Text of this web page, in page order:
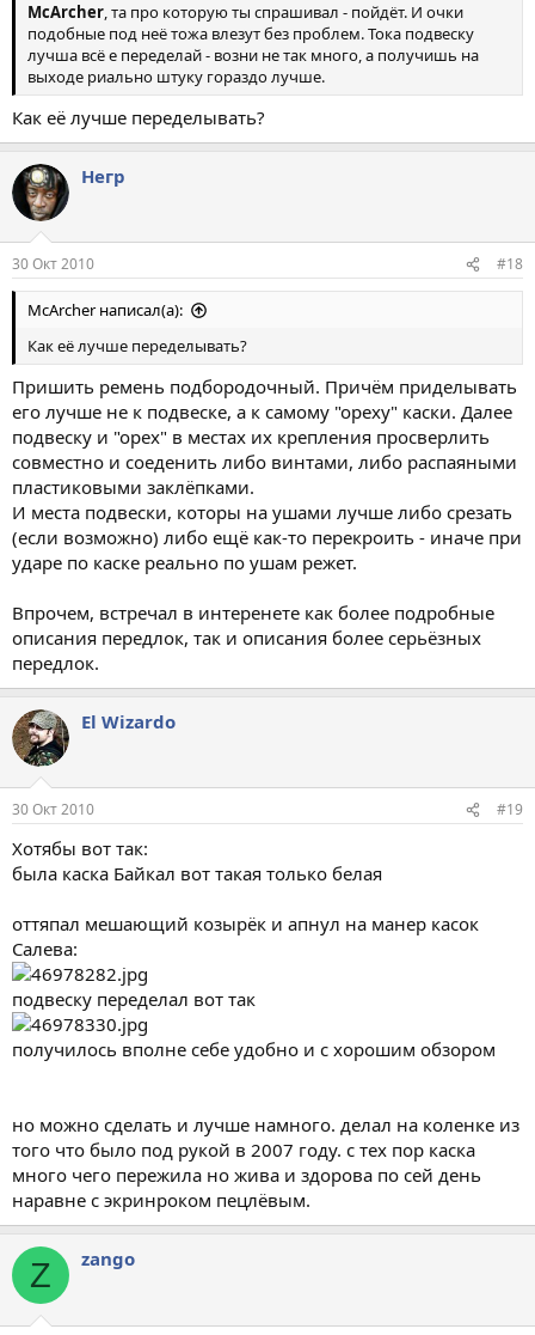
McArcher, та про которую ты спрашивал - пойдёт. И очки
подобные под неё тожа влезут без проблем. Тока подвеску
лучша всё е переделай - возни не так много, а получишь на
выходе риально штуку гораздо лучше.
Как её лучше переделывать?
Негр
30 Окт 2010 #18
McArcher написал(а):
Как её лучше переделывать?
Пришить ремень подбородочный. Причём приделывать
его лучше не к подвеске, а к самому "ореху" каски. Далее
подвеску и "орех" в местах их крепления просверлить
совместно и соеденить либо винтами, либо распаяными
пластиковыми заклёпками.
И места подвески, которы на ушами лучше либо срезать
(если возможно) либо ещё как-то перекроить - иначе при
ударе по каске реально по ушам режет.
Впрочем, встречал в интеренете как более подробные
описания передлок, так и описания более серьёзных
передлок.
El Wizardo
30 Окт 2010 #19
Хотябы вот так:
была каска Байкал вот такая только белая
оттяпал мешающий козырёк и апнул на манер касок
Салева:
подвеску переделал вот так
получилось вполне себе удобно и с хорошим обзором
но можно сделать и лучше намного. делал на коленке из
того что было под рукой в 2007 году. с тех пор каска
много чего пережила но жива и здорова по сей день
наравне с экринроком пецлёвым.
Z zango